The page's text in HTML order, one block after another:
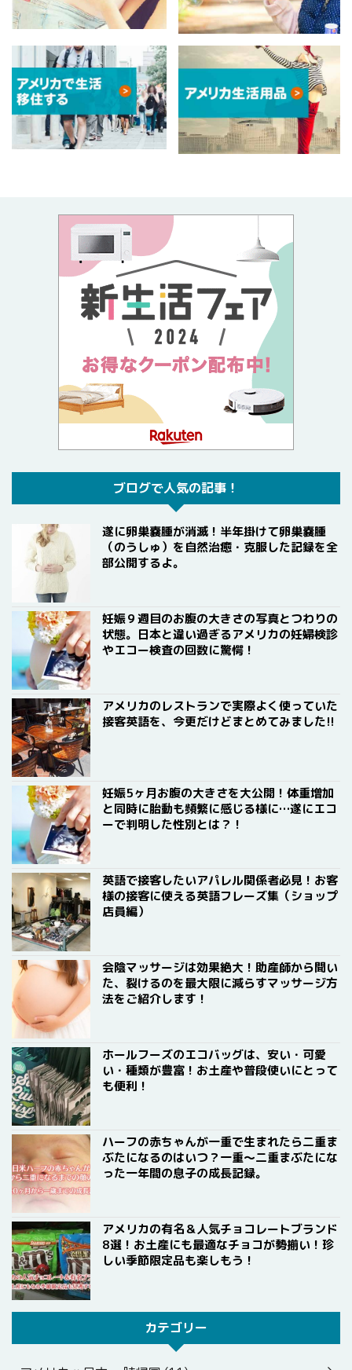
ブログで人気の記事！
遂に卵巣嚢腫が消滅！半年掛けて卵巣嚢腫
（のうしゅ）を自然治癒・克服した記録を全
部公開するよ。
妊娠９週目のお腹の大きさの写真とつわりの
状態。日本と違い過ぎるアメリカの妊婦検診
やエコー検査の回数に驚愕！
アメリカのレストランで実際よく使っていた
接客英語を、今更だけどまとめてみました!!
妊娠5ヶ月お腹の大きさを大公開！体重増加
と同時に胎動も頻繁に感じる様に…遂にエコ
ーで判明した性別とは？！
英語で接客したいアパレル関係者必見！お客
様の接客に使える英語フレーズ集（ショップ
店員編）
会陰マッサージは効果絶大！助産師から聞い
た、裂けるのを最大限に減らすマッサージ方
法をご紹介します！
ホールフーズのエコバッグは、安い・可愛
い・種類が豊富！お土産や普段使いにとって
も便利！
ハーフの赤ちゃんが一重で生まれたら二重ま
ぶたになるのはいつ？一重〜二重まぶたにな
った一年間の息子の成長記録。
アメリカの有名＆人気チョコレートブランド
8選！お土産にも最適なチョコが勢揃い！珍
しい季節限定品も楽しもう！
カテゴリー